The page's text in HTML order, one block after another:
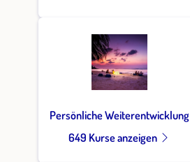
Persönliche Weiterentwicklung
649 Kurse anzeigen